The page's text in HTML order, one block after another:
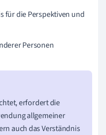
für die Perspektiven und
Personen
erfordert die
allgemeiner
auch das Verständnis